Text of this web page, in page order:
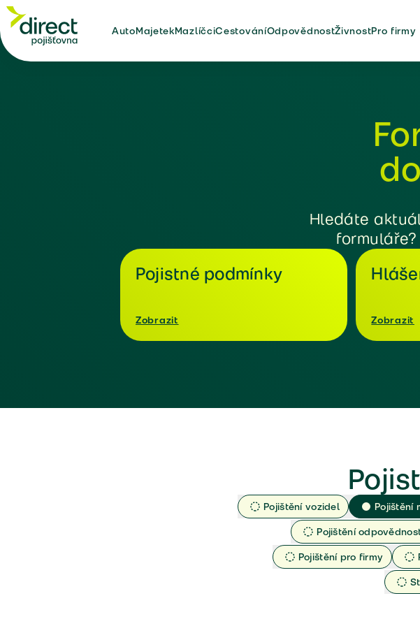
AutoMajetekMazlíčciCestováníOdpovědnostŽivnostPro firmy
Hledáte
Pojistné podmínky
Zobrazit Zobrazit
Pojištění vozidel Pojištění
Pojištění
Pojištění pro firmy